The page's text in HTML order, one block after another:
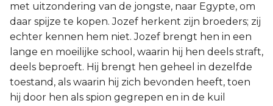
1 Korinthe
2 Korinthe
Galaten
Éfeze
met uitzondering van de jongste, naar Egypte, om
daar spijze te kopen. Jozef herkent zijn broeders; zij
echter kennen hem niet. Jozef brengt hen in een
lange en moeilijke school, waarin hij hen deels straft,
deels beproeft. Hij brengt hen geheel in dezelfde
toestand, als waarin hij zich bevonden heeft, toen
hij door hen als spion gegrepen en in de kuil